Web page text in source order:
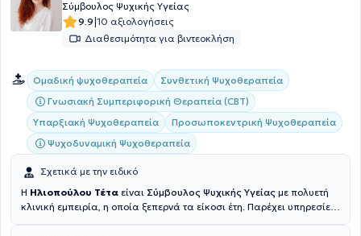
Σύμβουλος Ψυχικής Υγείας
9.9|10 αξιολογήσεις
Διαθεσιμότητα για βιντεοκλήση
Ομαδική ψυχοθεραπεία
Συνθετική Ψυχοθεραπεία
Γνωσιακή Συμπεριφορική Θεραπεία (CBT)
Υπαρξιακή Ψυχοθεραπεία
Προσωποκεντρική Ψυχοθεραπεία
Ψυχοδυναμική Ψυχοθεραπεία
Σχετικά με την ειδικό
Η Ηλιοπούλου Τέτα είναι Σύμβουλος Ψυχικής Υγείας με πολυετή
κλινική εμπειρία, η οποία ξεπερνά τα είκοσι έτη. Παρέχει υπηρεσίες